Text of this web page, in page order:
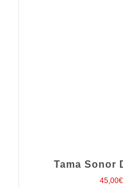
Tama Sonor
45,00€